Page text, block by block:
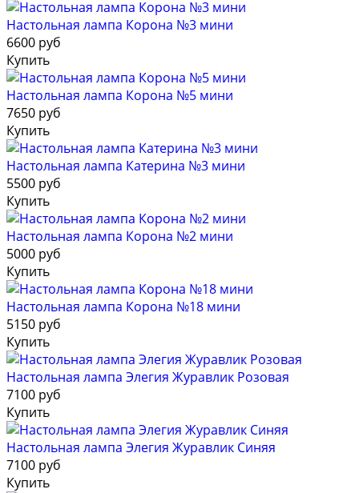
Настольная лампа Корона №3 мини
6600 руб
Купить
Настольная лампа Корона №5 мини
7650 руб
Купить
Настольная лампа Катерина №3 мини
5500 руб
Купить
Настольная лампа Корона №2 мини
5000 руб
Купить
Настольная лампа Корона №18 мини
5150 руб
Купить
Настольная лампа Элегия Журавлик Розовая
7100 руб
Купить
Настольная лампа Элегия Журавлик Синяя
7100 руб
Купить